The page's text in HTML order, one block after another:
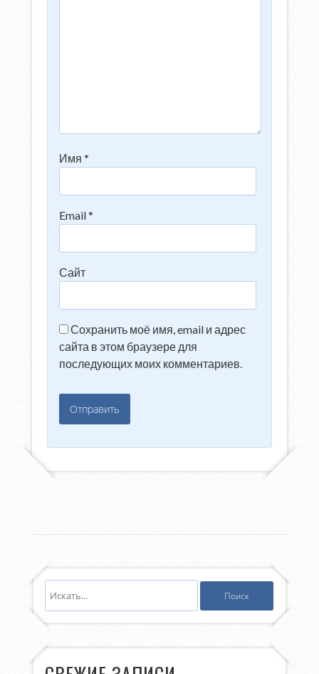
Имя*
Email*
Сайт
Сохранить моё имя, email и адрес
сайта в этом браузере для
последующих моих комментариев.